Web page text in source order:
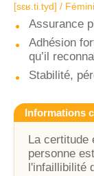
[sɛʁ.ti.tyd] /
Assurance
Adhésion
qu’il
Stabilité,
Informations
La certitude
personne
l'infaillibilité